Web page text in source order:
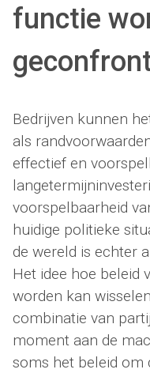
functie
Bedrijven kunnen
als
effectief en
voorspelbaarheid
huidige politieke
de wereld is echter
Het idee hoe beleid
worden kan
combinatie van
moment aan de
soms het beleid om